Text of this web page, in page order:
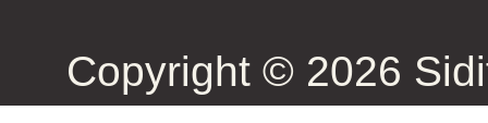
Copyright © 2026